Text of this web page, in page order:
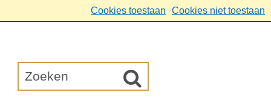
Cookies toestaan Cookies niet toestaan